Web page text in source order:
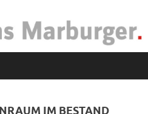
IM BESTAND